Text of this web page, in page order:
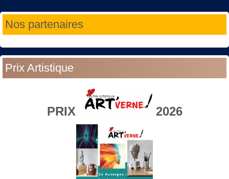
Nos partenaires
Prix Artistique
PRIX 2026
Année
précédente
Mois
précédent
Année
suivante
Mois
suivant